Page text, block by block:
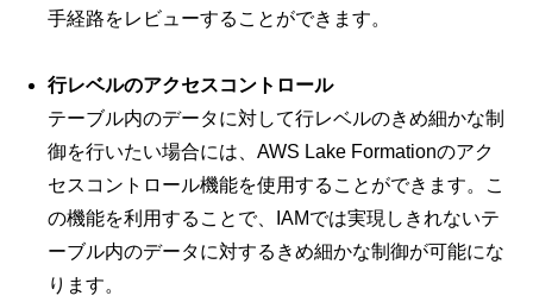
手経路をレビューすることができます。
行レベルのアクセスコントロール
テーブル内のデータに対して行レベルのきめ細かな制
御を行いたい場合には、AWS Lake Formationのアク
セスコントロール機能を使用することができます。こ
の機能を利用することで、IAMでは実現しきれないテ
ーブル内のデータに対するきめ細かな制御が可能にな
ります。